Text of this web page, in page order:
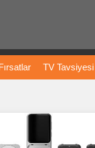
Fırsatlar TV Tavsiyesi
Dizi